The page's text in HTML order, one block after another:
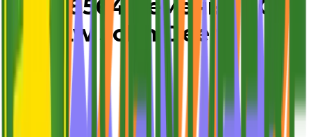
HXE88564 Ремень 2HC
2855Lw John Deere